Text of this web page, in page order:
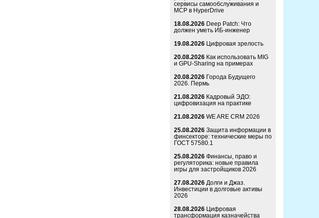
сервисы самообслуживания и
MCP в HyperDrive
18.08.2026 Deep Patch: Что
должен уметь ИБ-инженер
19.08.2026 Цифровая зрелость
20.08.2026 Как использовать MIG
и GPU-Sharing на примерах
20.08.2026 Города Будущего
2026. Пермь
21.08.2026 Кадровый ЭДО:
цифровизация на практике
21.08.2026 WE ARE CRM 2026
25.08.2026 Защита информации в
финсекторе: технические меры по
ГОСТ 57580.1
25.08.2026 Финансы, право и
регуляторика: новые правила
игры для застройщиков 2026
27.08.2026 Долги и Джаз.
Инвестиции в долговые активы
2026
28.08.2026 Цифровая
трансформация казначейства